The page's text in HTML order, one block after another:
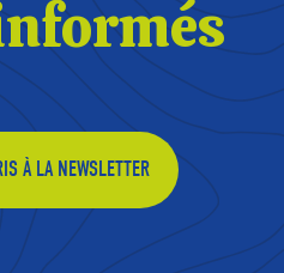
À LA NEWSLETTER